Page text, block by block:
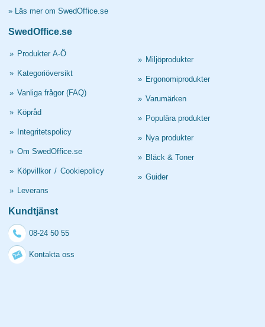
» Läs mer om SwedOffice.se
SwedOffice.se
» Produkter A-Ö
» Kategoriöversikt
» Vanliga frågor (FAQ)
» Köpråd
» Integritetspolicy
» Om SwedOffice.se
» Köpvillkor / Cookiepolicy
» Leverans
» Miljöprodukter
» Ergonomiprodukter
» Varumärken
» Populära produkter
» Nya produkter
» Bläck & Toner
» Guider
Kundtjänst
08-24 50 55
Kontakta oss